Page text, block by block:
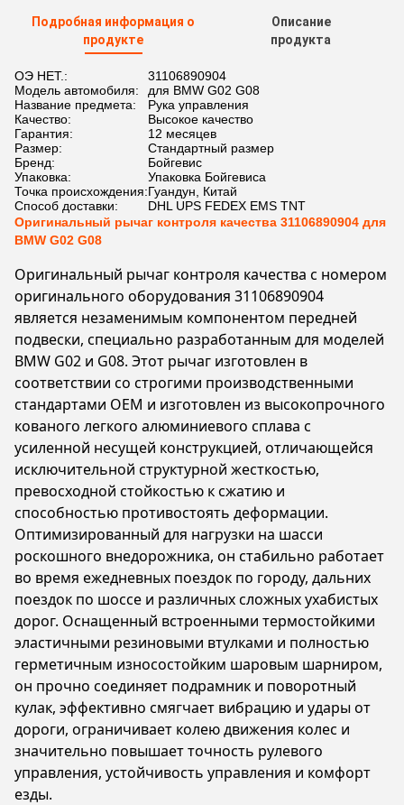
Подробная информация о
продукте
Описание
продукта
ОЭ НЕТ.:
31106890904
Модель автомобиля:
для BMW G02 G08
Название предмета:
Рука управления
Качество:
Высокое качество
Гарантия:
12 месяцев
Размер:
Стандартный размер
Бренд:
Бойгевис
Упаковка:
Упаковка Бойгевиса
Точка происхождения:Гуандун, Китай
Способ доставки:
DHL UPS FEDEX EMS TNT
Оригинальный рычаг контроля качества 31106890904 для
BMW G02 G08
Оригинальный рычаг контроля качества с номером
оригинального оборудования 31106890904
является незаменимым компонентом передней
подвески, специально разработанным для моделей
BMW G02 и G08. Этот рычаг изготовлен в
соответствии со строгими производственными
стандартами OEM и изготовлен из высокопрочного
кованого легкого алюминиевого сплава с
усиленной несущей конструкцией, отличающейся
исключительной структурной жесткостью,
превосходной стойкостью к сжатию и
способностью противостоять деформации.
Оптимизированный для нагрузки на шасси
роскошного внедорожника, он стабильно работает
во время ежедневных поездок по городу, дальних
поездок по шоссе и различных сложных ухабистых
дорог. Оснащенный встроенными термостойкими
эластичными резиновыми втулками и полностью
герметичным износостойким шаровым шарниром,
он прочно соединяет подрамник и поворотный
кулак, эффективно смягчает вибрацию и удары от
дороги, ограничивает колею движения колес и
значительно повышает точность рулевого
управления, устойчивость управления и комфорт
езды.